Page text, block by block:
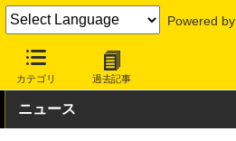
Powered by
カテゴリ 過去記事
INTERNET Watch ハードウェア
ニュース